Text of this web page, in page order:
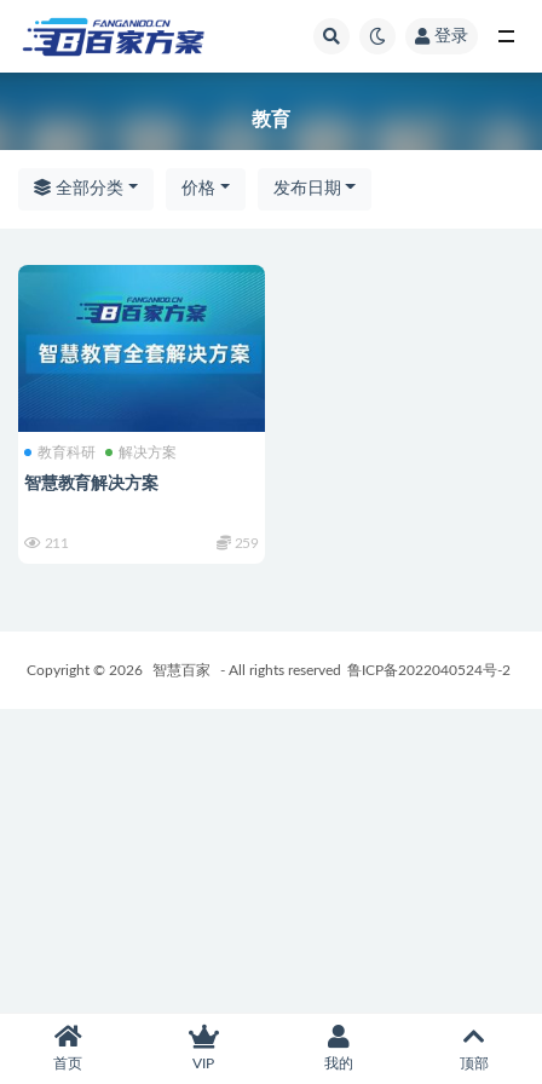
登录
教育
全部分类 价格 发布日期
教育科研 解决方案
智慧教育解决方案
211 259
Copyright © 2026 智慧百家 - All rights reserved 鲁ICP备2022040524号-2
首页 VIP 我的 顶部